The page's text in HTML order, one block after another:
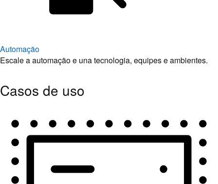
Automação
Escale a automação e una tecnologia, equipes e ambientes.
Casos de uso